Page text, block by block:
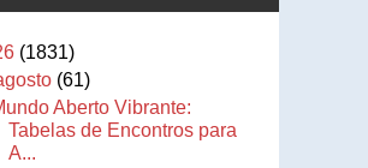
(1831)
(61)
Aberto Vibrante:
Tabelas de Encontros para
A...